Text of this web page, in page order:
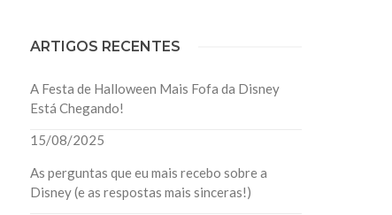
ARTIGOS RECENTES
A Festa de Halloween Mais Fofa da Disney
Está Chegando!
15/08/2025
As perguntas que eu mais recebo sobre a
Disney (e as respostas mais sinceras!)